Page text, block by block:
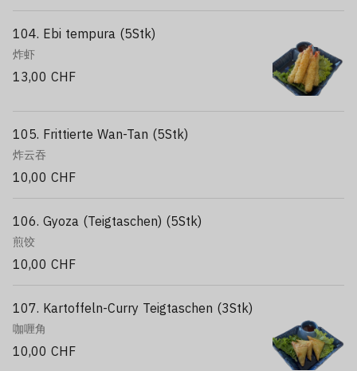
104. Ebi tempura (5Stk)
炸虾
13,00 CHF
105. Frittierte Wan-Tan (5Stk)
炸云吞
10,00 CHF
106. Gyoza (Teigtaschen) (5Stk)
煎饺
10,00 CHF
107. Kartoffeln-Curry Teigtaschen (3Stk)
咖喱角
10,00 CHF